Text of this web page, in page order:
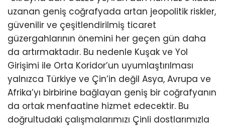
uzanan geniş coğrafyada artan jeopolitik riskler,
güvenilir ve çeşitlendirilmiş ticaret
güzergahlarının önemini her geçen gün daha
da artırmaktadır. Bu nedenle Kuşak ve Yol
Girişimi ile Orta Koridor’un uyumlaştırılması
yalnızca Türkiye ve Çin’in değil Asya, Avrupa ve
Afrika’yı birbirine bağlayan geniş bir coğrafyanın
da ortak menfaatine hizmet edecektir. Bu
doğrultudaki çalışmalarımızı Çinli dostlarımızla